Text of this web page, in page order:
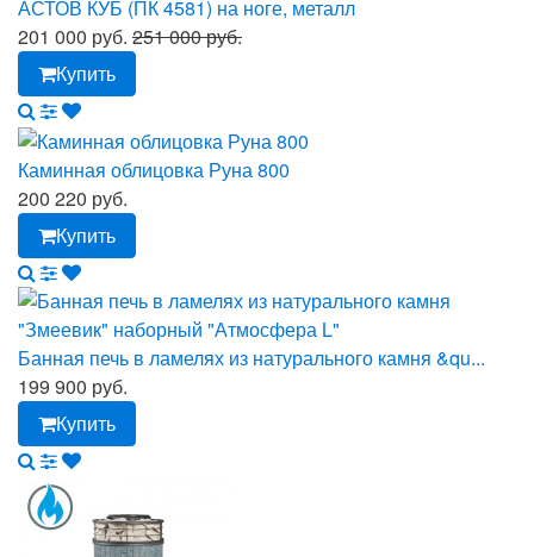
АСТОВ КУБ (ПК 4581) на ноге, металл
201 000 руб. 251 000 руб.
Купить
Каминная облицовка Руна 800
200 220 руб.
Купить
Банная печь в ламелях из натурального камня &qu...
199 900 руб.
Купить